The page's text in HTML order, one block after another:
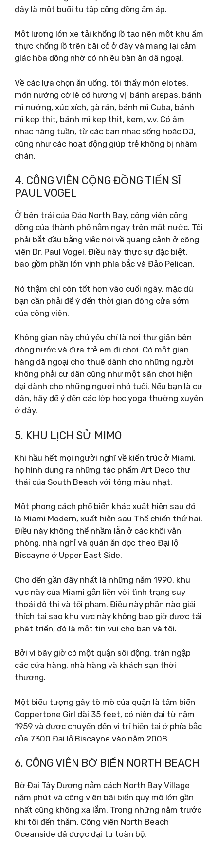
đây là một buổi tụ tập cộng đồng ấm áp.
Một lượng lớn xe tải khổng lồ tạo nên một khu ẩm
thực khổng lồ trên bãi cỏ ở đây và mang lại cảm
giác hòa đồng nhờ có nhiều bàn ăn dã ngoại.
Về các lựa chọn ăn uống, tôi thấy món elotes,
món nướng cờ lê có hương vị, bánh arepas, bánh
mì nướng, xúc xích, gà rán, bánh mì Cuba, bánh
mì kẹp thịt, bánh mì kẹp thịt, kem, v.v. Có âm
nhạc hàng tuần, từ các ban nhạc sống hoặc DJ,
cũng như các hoạt động giúp trẻ không bị nhàm
chán.
4. CÔNG VIÊN CỘNG ĐỒNG TIẾN SĨ
PAUL VOGEL
Ở bên trái của Đảo North Bay, công viên cộng
đồng của thành phố nằm ngay trên mặt nước. Tôi
phải bắt đầu bằng việc nói về quang cảnh ở công
viên Dr. Paul Vogel. Điều này thực sự đặc biệt,
bao gồm phần lớn vịnh phía bắc và Đảo Pelican.
Nó thậm chí còn tốt hơn vào cuối ngày, mặc dù
bạn cần phải để ý đến thời gian đóng cửa sớm
của công viên.
Không gian này chủ yếu chỉ là nơi thư giãn bên
dòng nước và đưa trẻ em đi chơi. Có một gian
hàng dã ngoại cho thuê dành cho những người
không phải cư dân cũng như một sân chơi hiện
đại dành cho những người nhỏ tuổi. Nếu bạn là cư
dân, hãy để ý đến các lớp học yoga thường xuyên
ở đây.
5. KHU LỊCH SỬ MIMO
Khi hầu hết mọi người nghĩ về kiến ​​trúc ở Miami,
họ hình dung ra những tác phẩm Art Deco thư
thái của South Beach với tông màu nhạt.
Một phong cách phổ biến khác xuất hiện sau đó
là Miami Modern, xuất hiện sau Thế chiến thứ hai.
Điều này không thể nhầm lẫn ở các khối văn
phòng, nhà nghỉ và quán ăn dọc theo Đại lộ
Biscayne ở Upper East Side.
Cho đến gần đây nhất là những năm 1990, khu
vực này của Miami gắn liền với tình trạng suy
thoái đô thị và tội phạm. Điều này phần nào giải
thích tại sao khu vực này không bao giờ được tái
phát triển, đó là một tin vui cho bạn và tôi.
Bởi vì bây giờ có một quận sôi động, tràn ngập
các cửa hàng, nhà hàng và khách sạn thời
thượng.
Một biểu tượng gây tò mò của quận là tấm biển
Coppertone Girl dài 35 feet, có niên đại từ năm
1959 và được chuyển đến vị trí hiện tại ở phía bắc
của 7300 Đại lộ Biscayne vào năm 2008.
6. CÔNG VIÊN BỜ BIỂN NORTH BEACH
Bờ Đại Tây Dương nằm cách North Bay Village
năm phút và công viên bãi biển quy mô lớn gần
nhất cũng không xa lắm. Trong những năm trước
khi tôi đến thăm, Công viên North Beach
Oceanside đã được đại tu toàn bộ.